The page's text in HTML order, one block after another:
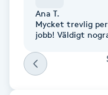
Extensions
Extensions
Eyeliner-tatuering
Ana T.
Mycket trevlig